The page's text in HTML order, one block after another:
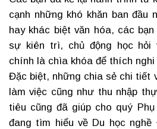
cạnh những khó khăn ban đầu
hay khác biệt văn hóa, các
sự kiên trì, chủ động học hỏi
chính là chìa khóa để thích
Đặc biệt, những chia sẻ chi tiết
làm việc cũng như thu nhập
tiêu cũng đã giúp cho quý
đang tìm hiểu về Du học